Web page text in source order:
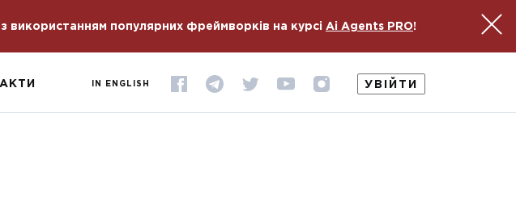
використанням популярних фреймворків на курсі Ai Agents PRO!
IN ENGLISH УВІЙТИ